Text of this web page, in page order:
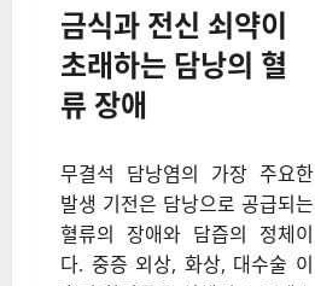
금식과 전신 쇠약이
초래하는 담낭의 혈
류 장애
무결석 담낭염의 가장 주요한
발생 기전은 담낭으로 공급되는
혈류의 장애와 담즙의 정체이
다. 중증 외상, 화상, 대수술 이